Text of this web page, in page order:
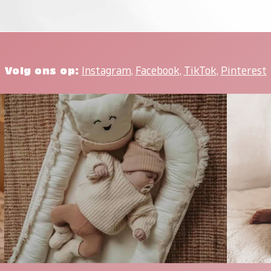
Volg ons op: Instagram, Facebook, TikTok, Pinterest